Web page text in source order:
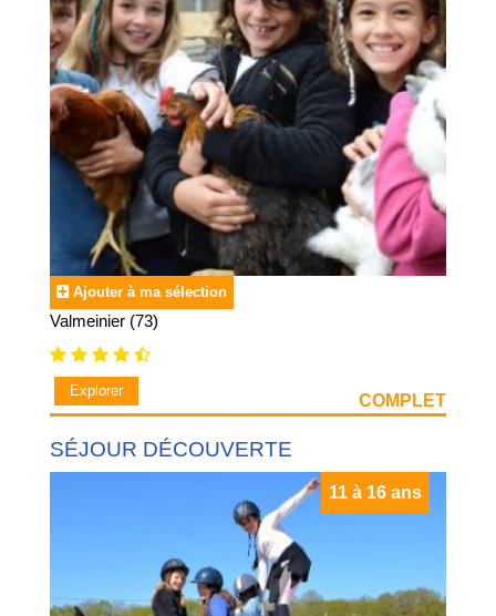
Ajouter à ma sélection
Valmeinier (73)
Explorer
COMPLET
SÉJOUR DÉCOUVERTE
11 à 16 ans